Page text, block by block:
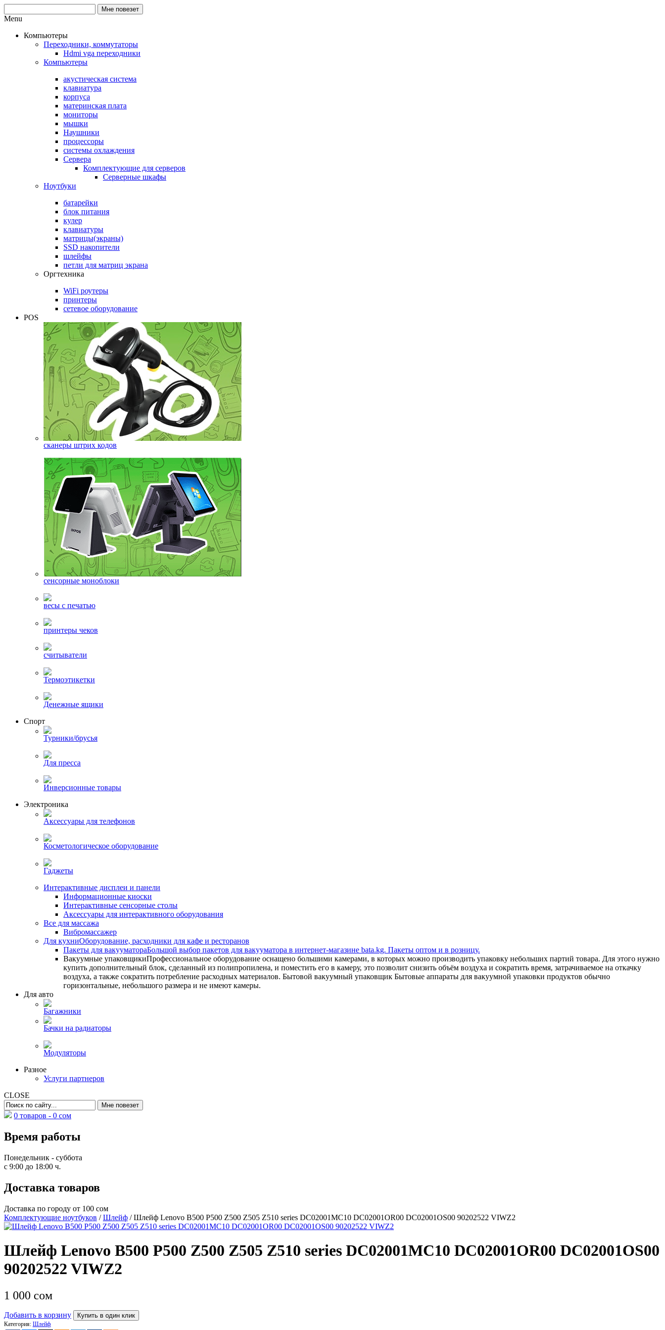
Menu
Компьютеры
Переходники, коммутаторы
Hdmi vga переходники
Компьютеры
акустическая система
клавиатура
корпуса
материнская плата
мониторы
мышки
Наушники
процессоры
системы охлаждения
Сервера
Комплектующие для серверов
Серверные шкафы
Ноутбуки
батарейки
блок питания
кулер
клавиатуры
матрицы(экраны)
SSD накопители
шлейфы
петли для матриц экрана
Оргтехника
WiFi роутеры
принтеры
сетевое оборудование
POS
сканеры штрих кодов
сенсорные моноблоки
весы с печатью
принтеры чеков
считыватели
Термоэтикетки
Денежные ящики
Спорт
Турники/брусья
Для пресса
Инверсионные товары
Электроника
Аксессуары для телефонов
Косметологическое оборудование
Гаджеты
Интерактивные дисплеи и панели
Информационные киоски
Интерактивные сенсорные столы
Аксессуары для интерактивного оборудования
Все для массажа
Вибромассажер
Для кухниОборудование, расходники для кафе и ресторанов
Пакеты для вакууматораБольшой выбор пакетов для вакууматора в интернет-магазине bata.kg. Пакеты оптом и в розницу.
Вакуумные упаковщикиПрофессиональное оборудование оснащено большими камерами, в которых можно производить упаковку небольших партий товара. Для этого нужно
купить дополнительный блок, сделанный из полипропилена, и поместить его в камеру, это позволит снизить объём воздуха и сократить время, затрачиваемое на откачку
воздуха, а также сократить потребление расходных материалов. Бытовой вакуумный упаковщик Бытовые аппараты для вакуумной упаковки продуктов обычно
горизонтальные, небольшого размера и не имеют камеры.
Для авто
Багажники
Бачки на радиаторы
Модуляторы
Разное
Услуги партнеров
CLOSE
0 товаров - 0 сом
Время работы
Понедельник - суббота
с 9:00 до 18:00 ч.
Доставка товаров
Доставка по городу от 100 сом
Комплектующие ноутбуков /Шлейф / Шлейф Lenovo B500 P500 Z500 Z505 Z510 series DC02001MC10 DC02001OR00 DC02001OS00 90202522 VIWZ2
Шлейф Lenovo B500 P500 Z500 Z505 Z510 series DC02001MC10 DC02001OR00 DC02001OS00
90202522 VIWZ2
1 000 сом
Добавить в корзину Купить в один клик
Категория: Шлейф